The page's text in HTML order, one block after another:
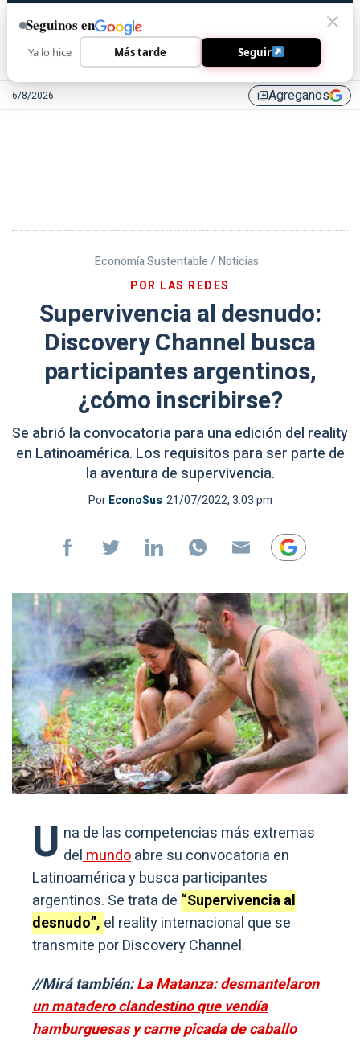
6/8/2026 library_addAgreganos
Economía Sustentable / Noticias
POR LAS REDES
Supervivencia al desnudo:
Discovery Channel busca
participantes argentinos,
¿cómo inscribirse?
Se abrió la convocatoria para una edición del reality
en Latinoamérica. Los requisitos para ser parte de
la aventura de supervivencia.
PorEconoSus 21/07/2022, 3:03 pm
U na de las competencias más extremas
delmundoabre su convocatoria en
Latinoamérica y busca participantes
argentinos. Se trata de “Supervivencia al
desnudo”, el reality internacional que se
transmite por Discovery Channel.
//Mirá también:La Matanza: desmantelaron
un matadero clandestino que vendía
hamburguesas y carne picada de caballo
Seguinos en
Ya lo hice Más tarde Seguir